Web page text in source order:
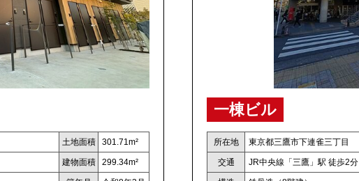
土地面積 301.71m²
建物面積 299.34m²
一棟ビル
所在地 東京都三鷹市下連雀三丁目
交通 JR中央線「三鷹」駅 徒歩2分